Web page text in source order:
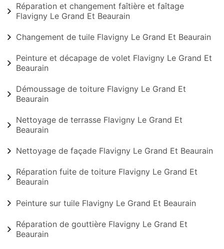
Réparation et changement faîtière et faîtage
Flavigny Le Grand Et Beaurain
Changement de tuile Flavigny Le Grand Et Beaurain
Peinture et décapage de volet Flavigny Le Grand Et
Beaurain
Démoussage de toiture Flavigny Le Grand Et
Beaurain
Nettoyage de terrasse Flavigny Le Grand Et
Beaurain
Nettoyage de façade Flavigny Le Grand Et Beaurain
Réparation fuite de toiture Flavigny Le Grand Et
Beaurain
Peinture sur tuile Flavigny Le Grand Et Beaurain
Réparation de gouttière Flavigny Le Grand Et
Beaurain